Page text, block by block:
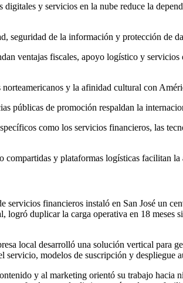
digitales y servicios en la nube reduce la
seguridad de la información y protección de
ventajas fiscales, apoyo logístico y
y la afinidad cultural con
públicas de promoción respaldan la
como los servicios financieros, las
compartidas y plataformas logísticas facilitan
servicios financieros instaló en San José un
logró duplicar la carga operativa en 18
local desarrolló una solución vertical para
modelos de suscripción y despliegue
y al marketing orientó su trabajo